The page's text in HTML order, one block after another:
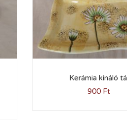
Kerámia kínáló
900 Ft